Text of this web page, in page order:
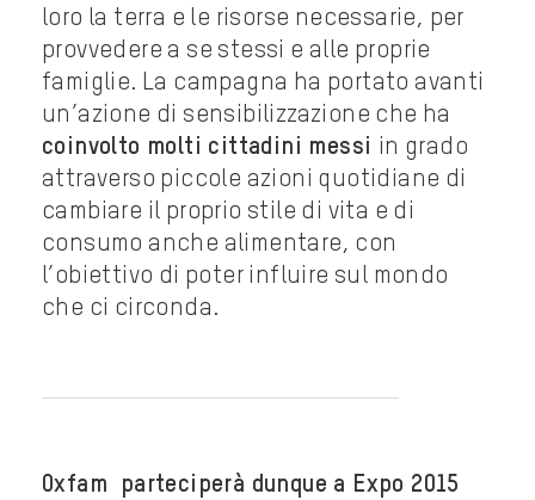
loro la terra e le risorse necessarie, per
provvedere a se stessi e alle proprie
famiglie. La campagna ha portato avanti
un’azione di sensibilizzazione che ha
coinvolto molti cittadini messi in grado
attraverso piccole azioni quotidiane di
cambiare il proprio stile di vita e di
consumo anche alimentare, con
l’obiettivo di poter influire sul mondo
che ci circonda.
Oxfam parteciperà dunque a Expo 2015